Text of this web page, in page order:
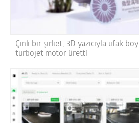
Çinli bir şirket, 3D yazıcıyla ufak
turbojet motor üretti